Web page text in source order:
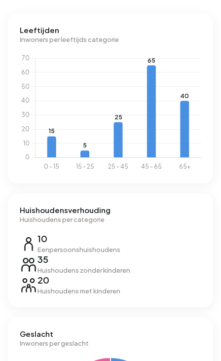
landelijke gemiddelde van 2.810 kWh. Met een jaarlijkse
verbruik van 1.250 m³ per adres ligt het aardgasverbruik
2% onder het landelijke gemiddelde van 1.280 m³.
Leeftijden
Inwoners per leeftijds categorie
Huishoudensverhouding
Huishoudens per categorie
10
Eenpersoonshuishoudens
35
Huishoudens zonder kinderen
20
Huishoudens met kinderen
Geslacht
Inwoners per geslacht